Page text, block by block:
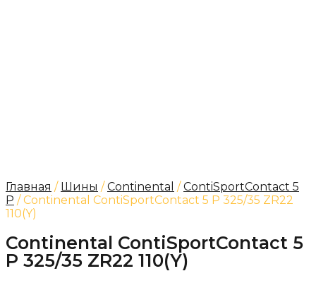
Главная / Шины /Continental /ContiSportContact 5
P / Continental ContiSportContact 5 P 325/35 ZR22
110(Y)
Continental ContiSportContact 5
P 325/35 ZR22 110(Y)